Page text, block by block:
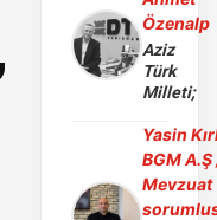
Özenalp
Aziz
Türk
Milleti;
Yasin
BGM A.Ş
Mevzuat